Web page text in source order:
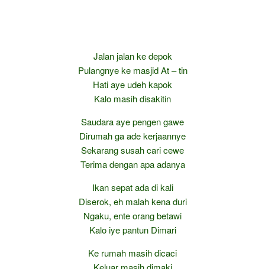
Jalan jalan ke depok
Pulangnye ke masjid At – tin
Hati aye udeh kapok
Kalo masih disakitin
Saudara aye pengen gawe
Dirumah ga ade kerjaannye
Sekarang susah cari cewe
Terima dengan apa adanya
Ikan sepat ada di kali
Diserok, eh malah kena duri
Ngaku, ente orang betawi
Kalo iye pantun Dimari
Ke rumah masih dicaci